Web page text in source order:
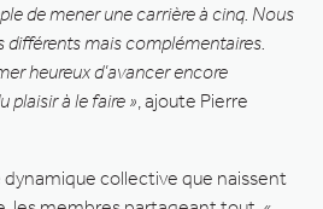
de mener une carrière à cinq. Nous
mais complémentaires.
heureux d’avancer encore
plaisir à le faire » , ajoute Pierre
dynamique collective que naissent